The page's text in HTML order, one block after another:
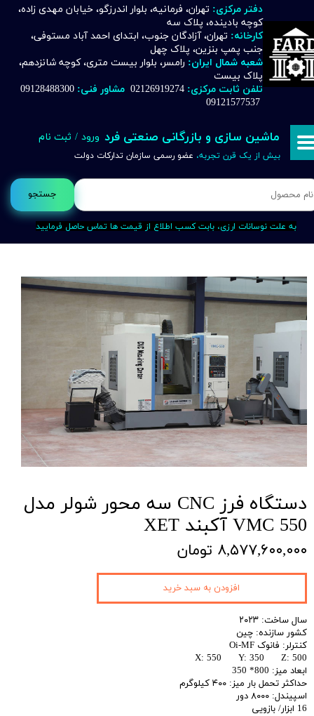
جستجو
دفتر مرکزی: تهران، فرمانیه، بلوار اندرزگو، خیابان مهدی زاده،
کوچه بادینده، پلاک سه
کارخانه: تهران، آزادگان جنوب، ابتدای احمد آباد مستوفی،
جنب پمپ بنزین، پلاک چهل
شعبه شمال ایران: رامسر، بلوار بیست متری، کوچه شانزدهم،
پلاک بیست
تلفن ثابت مرکزی: 02126919274 مشاور فنی:
09121577537
ماشین سازی و بازرگانی صنعتی فرد
بیش از یک قرن تجربه، عضو رسمی سازمان تدارکات دولت
ورود / ثبت نام
حساب کاربری من
تغییر گذر واژه
خروج از حساب کاربری
به علت نوسانات ارزی، بابت کسب اطلاع از قیمت ها تماس حاصل فرمایید
دستگاه فرز CNC سه محور شولر مدل
VMC 550 آکبند XET
۸,۵۷۷,۶۰۰,۰۰۰ تومان
سال ساخت: ۲۰۲۳
کشور سازنده: چین
کنترلر: فانوک Oi-MF
X: 550 Y: 350 Z: 500
ابعاد میز: 800* 350
حداکثر تحمل بار میز: ۴۰۰ کیلوگرم
اسپیندل: ۸۰۰۰ دور
16 ابزار/ بازویی
افزودن به سبد خرید